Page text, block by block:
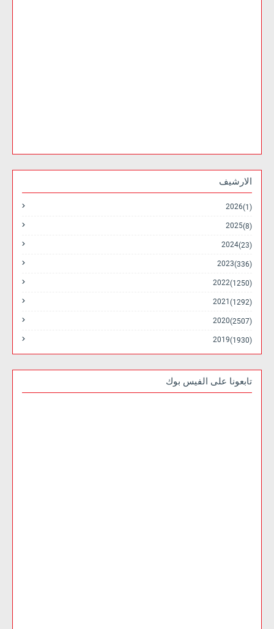
الارشيف
2026 (1)
2025 (8)
2024 (23)
2023 (336)
2022 (1250)
2021 (1292)
2020 (2507)
2019 (1930)
تابعونا على الفيس بوك